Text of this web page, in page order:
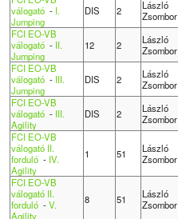
válogató - I.
Jumping
DIS 2
László
Zsombor
FCI EO-VB
válogató - II.
Jumping
12 2
László
Zsombor
FCI EO-VB
válogató - III.
Jumping
DIS 2
László
Zsombor
FCI EO-VB
válogató - III.
Agility
DIS 2
László
Zsombor
FCI EO-VB
válogató II.
forduló- IV.
Agility
1 51
László
Zsombor
FCI EO-VB
válogató II.
forduló-V.
Agility
8 51
László
Zsombor